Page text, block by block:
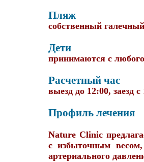
Пляж
собственный
Дети
принимаются с
Расчетный час
выезд до 12:00, заезд с
Профиль лечения
Nature Clinic
с избыточным весом,
артериального